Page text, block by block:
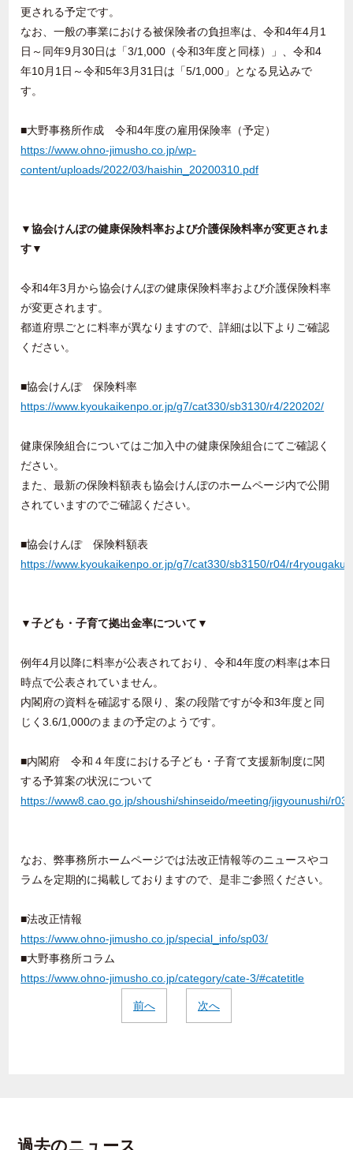
更される予定です。
なお、一般の事業における被保険者の負担率は、令和4年4月1
日～同年9月30日は「3/1,000（令和3年度と同様）」、令和4
年10月1日～令和5年3月31日は「5/1,000」となる見込みで
す。
■大野事務所作成 令和4年度の雇用保険率（予定）
https://www.ohno-jimusho.co.jp/wp-
content/uploads/2022/03/haishin_20200310.pdf
▼協会けんぽの健康保険料率および介護保険料率が変更されま
す▼
令和4年3月から協会けんぽの健康保険料率および介護保険料率
が変更されます。
都道府県ごとに料率が異なりますので、詳細は以下よりご確認
ください。
■協会けんぽ 保険料率
https://www.kyoukaikenpo.or.jp/g7/cat330/sb3130/r4/220202/
健康保険組合についてはご加入中の健康保険組合にてご確認く
ださい。
また、最新の保険料額表も協会けんぽのホームページ内で公開
されていますのでご確認ください。
■協会けんぽ 保険料額表
https://www.kyoukaikenpo.or.jp/g7/cat330/sb3150/r04/
▼子ども・子育て拠出金率について▼
例年4月以降に料率が公表されており、令和4年度の料率は本日
時点で公表されていません。
内閣府の資料を確認する限り、案の段階ですが令和3年度と同
じく3.6/1,000のままの予定のようです。
■内閣府 令和４年度における子ども・子育て支援新制度に関
する予算案の状況について
https://www8.cao.go.jp/shoushi/shinseido/meeting/jigyounushi/
なお、弊事務所ホームページでは法改正情報等のニュースやコ
ラムを定期的に掲載しておりますので、是非ご参照ください。
■法改正情報
https://www.ohno-jimusho.co.jp/special_info/sp03/
■大野事務所コラム
https://www.ohno-jimusho.co.jp/category/cate-3/#catetitle
前へ 次へ
過去のニュース